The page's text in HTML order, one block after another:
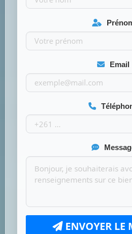
Email
ENVOYER LE